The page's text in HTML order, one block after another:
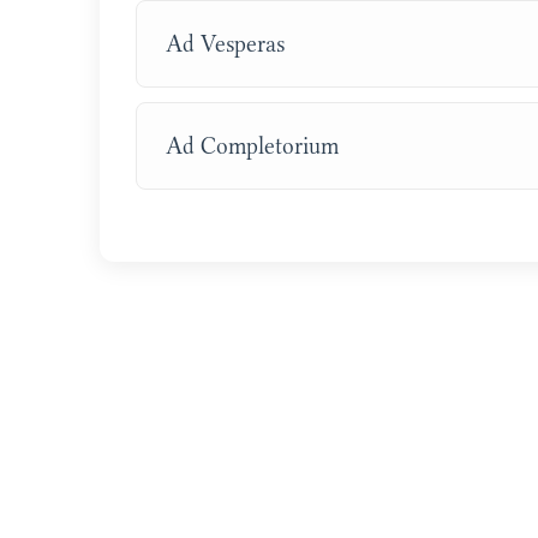
Ad Vesperas
Ad Completorium